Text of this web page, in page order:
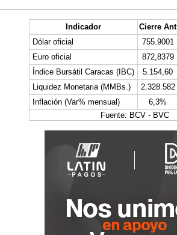
Indicador Cierre Ant
Dólar oficial
755.9001
Euro oficial
872,8379
Índice Bursátil Caracas (IBC)
5.154,60
Liquidez Monetaria (MMBs.)
2.328.582
Inflación (Var% mensual)
6,3%
Fuente: BCV - BVC